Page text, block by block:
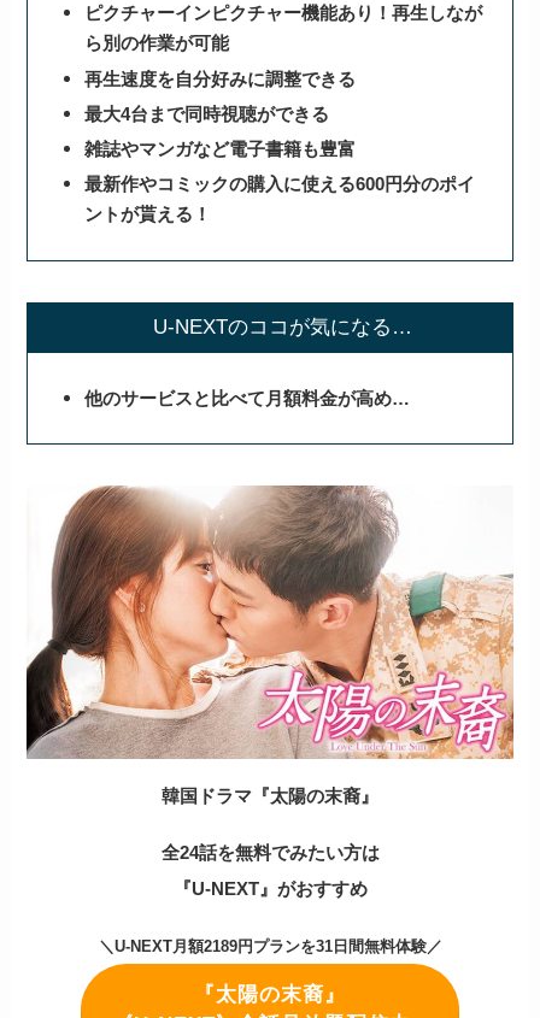
ピクチャーインピクチャー機能あり！再生しなが
ら別の作業が可能
再生速度を自分好みに調整できる
最大4台まで同時視聴ができる
雑誌やマンガなど電子書籍も豊富
最新作やコミックの購入に使える600円分のポイ
ントが貰える！
U-NEXTのココが気になる…
他のサービスと比べて月額料金が高め…
韓国ドラマ『太陽の末裔』
全24話を無料でみたい方は
『U-NEXT』がおすすめ
＼U-NEXT月額2189円プランを31日間無料体験／
『太陽の末裔』